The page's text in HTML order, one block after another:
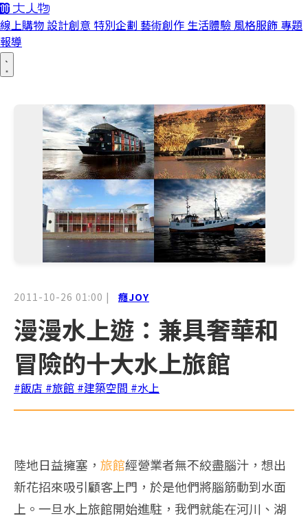
線上購物 設計創意 特別企劃 藝術創作 生活體驗 風格服飾 專題
報導
2011-10-26 01:00 | 癮JOY
漫漫水上遊：兼具奢華和
冒險的十大水上旅館
#飯店 #旅館 #建築空間 #水上
陸地日益擁塞， 旅館經營業者無不絞盡腦汁，想出
新花招來吸引顧客上門，於是他們將腦筋動到水面
上。一旦水上旅館開始進駐，我們就能在河川、湖